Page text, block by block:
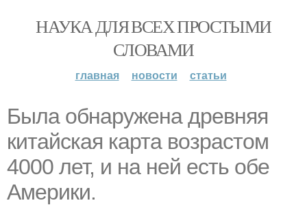
НАУКА ДЛЯ ВСЕХ ПРОСТЫМИ
СЛОВАМИ
главная новости статьи
Была обнаружена древняя
китайская карта возрастом
4000 лет, и на ней есть обе
Америки.